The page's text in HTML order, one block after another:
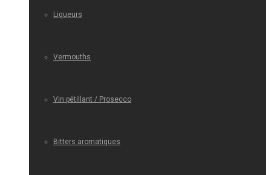
Liqueurs
Vermouths
Vin pétillant / Prosecco
Bitters aromatiques